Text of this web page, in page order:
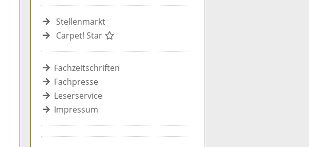
Stellenmarkt
Carpet! Star
Fachzeitschriften
Fachpresse
Leserservice
Impressum